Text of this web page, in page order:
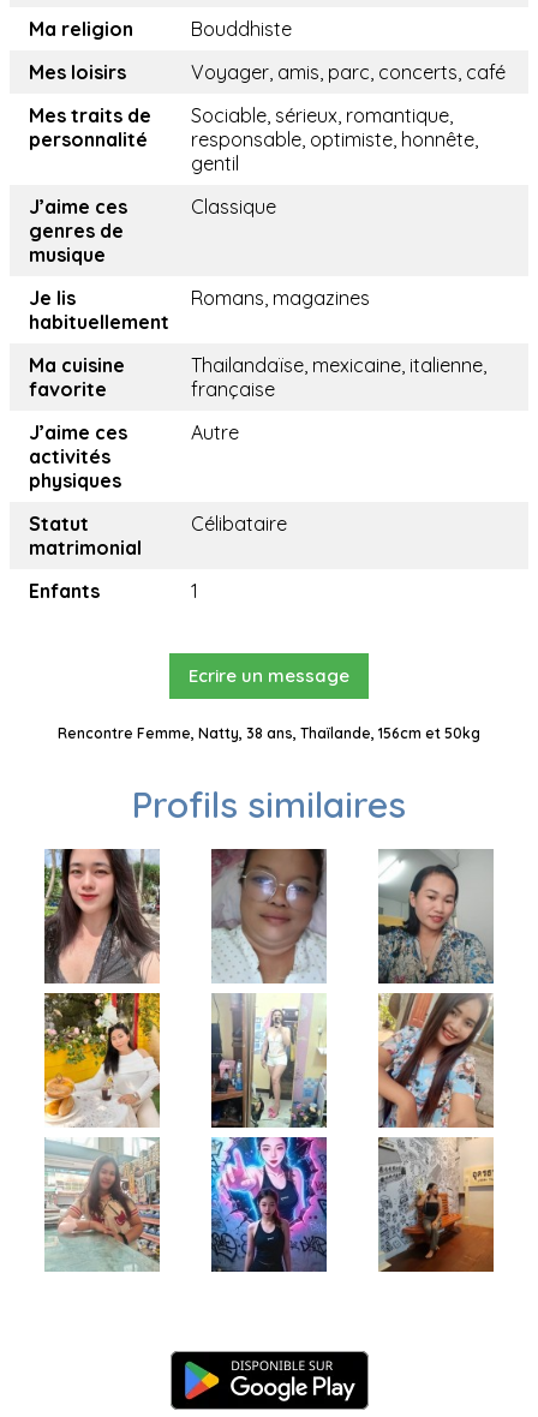
Ma religion
Bouddhiste
Mes loisirs
Voyager, amis, parc, concerts, café
Mes traits de
personnalité
Sociable, sérieux, romantique,
responsable, optimiste, honnête,
gentil
J’aime ces
genres de
musique
Classique
Je lis
habituellement
Romans, magazines
Ma cuisine
favorite
Thailandaïse, mexicaine, italienne,
française
J’aime ces
activités
physiques
Autre
Statut
matrimonial
Célibataire
Enfants 1
Ecrire un message
Rencontre Femme, Natty, 38 ans, Thaïlande, 156cm et 50kg
Profils similaires